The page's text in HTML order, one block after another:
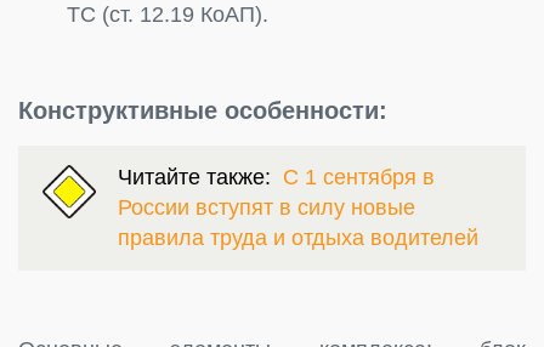
ТС (ст. 12.19 КоАП).
Конструктивные особенности:
Читайте также: С 1 сентября в
России вступят в силу новые
правила труда и отдыха водителей